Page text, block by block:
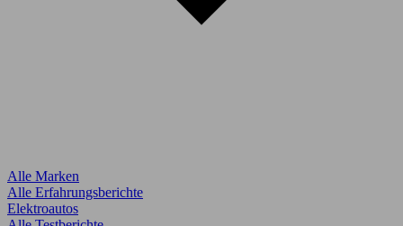
Alle Marken
Alle Erfahrungsberichte
Elektroautos